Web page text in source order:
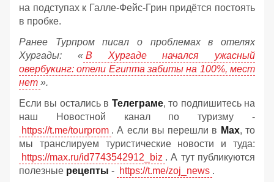
на подступах к Галле-Фейс-Грин придётся постоять
в пробке.
Ранее Турпром писал о проблемах в отелях
Хургады: « В Хургаде начался ужасный
овербукинг: отели Египта забиты на 100%, мест
нет ».
Если вы остались в Телеграме, то подпишитесь на
наш Новостной канал по туризму -
https://t.me/tourprom . А если вы перешли в Мах, то
мы транслируем туристические новости и туда:
https://max.ru/id7743542912_biz . А тут публикуются
полезные рецепты - https://t.me/zoj_news .